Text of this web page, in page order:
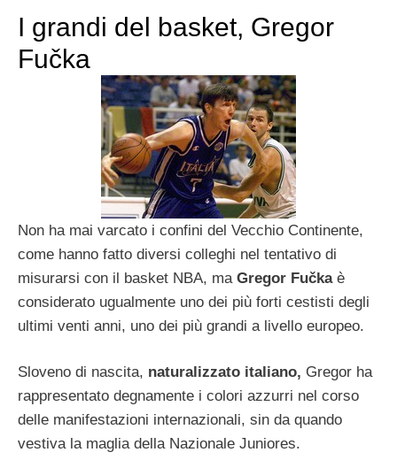
I grandi del basket, Gregor
Fučka
Non ha mai varcato i confini del Vecchio Continente,
come hanno fatto diversi colleghi nel tentativo di
misurarsi con il basket NBA, ma Gregor Fučkaè
considerato ugualmente uno dei più forti cestisti degli
ultimi venti anni, uno dei più grandi a livello europeo.
Sloveno di nascita, naturalizzato italiano, Gregor ha
rappresentato degnamente i colori azzurri nel corso
delle manifestazioni internazionali, sin da quando
vestiva la maglia della Nazionale Juniores.